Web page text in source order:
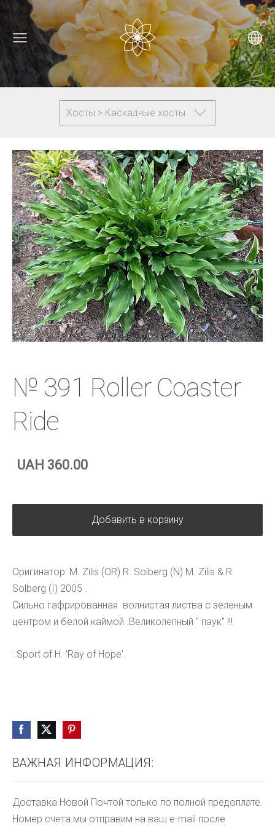
Хосты > Каскадные хосты
ВАЖНАЯ ИНФОРМАЦИЯ:
Доставка Новой Почтой только по полной предоплате.
Номер счета мы отправим на ваш e-mail после
№ 391 Roller Coaster
Ride
UAH 360.00
Добавить в корзину
Оригинатор: M. Zilis (OR) R. Solberg (N) M. Zilis & R.
Solberg (I) 2005 .
Сильно гафрированная волнистая листва с зеленым
центром и белой каймой .Великолепный " паук" !!!
: Sport of H. 'Ray of Hope'.